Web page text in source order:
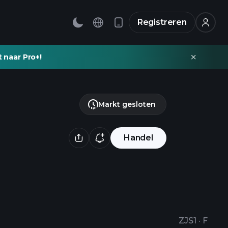
Registreren
Pro+!
Handel
ZJS1 · F
Markt gesloten